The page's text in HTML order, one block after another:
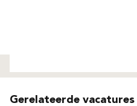
Gerelateerde vacatures